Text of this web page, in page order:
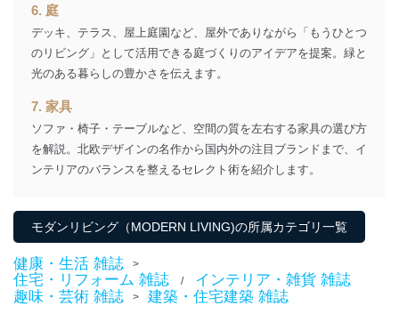
託・提供する場合、その業務に必要な範囲で委託・提
供先企業に個人情報を開示することがあります。
委託・提供先企業は具体的には以下のような企業です
トカード決済などの決済代行・料金回収会社、広
告配信サービス会社
提供先：出版社、出版物発売元、卸売会社、販売
店など商品の供給者、梱包会社、配送会社、新聞
４．開示対象個人情報の「開示」「訂正」等の請求につ
当社は、本人から、開示対象個人情報について利用目的
の通知を求められた場合には、遅滞なくこれに応じま
す。ただし、以下①～④のいずれかに該当する場合は、
6. 庭
デッキ、テラス、屋上庭園など、屋外でありながら「もうひとつ
のリビング」として活用できる庭づくりのアイデアを提案。緑と
光のある暮らしの豊かさを伝えます。
7. 家具
ソファ・椅子・テーブルなど、空間の質を左右する家具の選び方
を解説。北欧デザインの名作から国内外の注目ブランドまで、イ
ンテリアのバランスを整えるセレクト術を紹介します。
モダンリビング（MODERN LIVING)の所属カテゴリ一覧
健康・生活 雑誌 >
住宅・リフォーム 雑誌 /
インテリア・雑貨 雑誌
趣味・芸術 雑誌
> 建築・住宅建築 雑誌